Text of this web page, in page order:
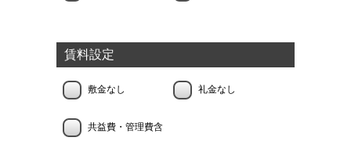
賃料設定
敷金なし 礼金なし
共益費・管理費含